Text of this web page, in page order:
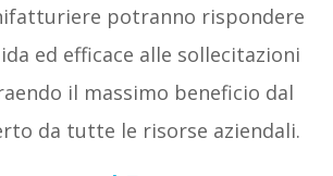
potranno rispondere
ed efficace alle sollecitazioni
il massimo beneficio dal
da tutte le risorse aziendali.